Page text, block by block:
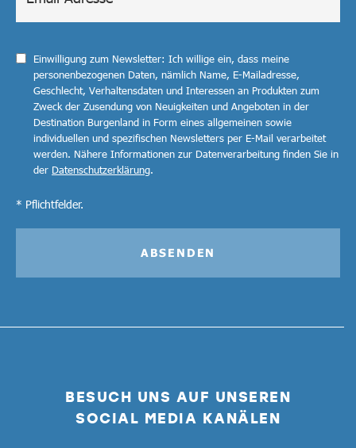
BESUCH UNS AUF UNSEREN
SOCIAL MEDIA KANÄLEN
Einwilligung zum Newsletter: Ich willige ein, dass meine
personenbezogenen Daten, nämlich Name, E-Mailadresse,
Geschlecht, Verhaltensdaten und Interessen an Produkten zum
Zweck der Zusendung von Neuigkeiten und Angeboten in der
Destination Burgenland in Form eines allgemeinen sowie
individuellen und spezifischen Newsletters per E-Mail verarbeitet
werden. Nähere Informationen zur Datenverarbeitung finden Sie in
der Datenschutzerklärung.
* Pflichtfelder.
ABSENDEN